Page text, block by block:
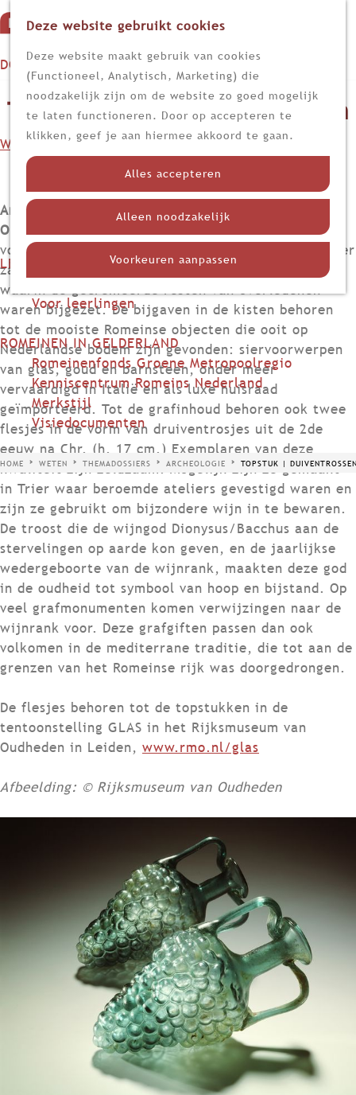
Deze website gebruikt cookies
Deze website maakt gebruik van cookies
(Functioneel, Analytisch, Marketing) die
noodzakelijk zijn om de website zo goed mogelijk
te laten functioneren. Door op accepteren te
klikken, geef je aan hiermee akkoord te gaan.
Alles accepteren
Alleen noodzakelijk
Voorkeuren aanpassen
G
n
d
o
m
e
p
a
g
e
e
n
u
Z
o
e
k
e
n
DOEN
Op stap
Kijk, lees en luister
WETEN
Nederland in de Romeinse tijd
Themadossiers
LEREN
Voor docenten
Voor leerlingen
ROMEINEN IN GELDERLAND
Romeinenfonds Groene Metropoolregio
Kenniscentrum Romeins Nederland
Merkstijl
Visiedocumenten
HOME WETEN THEMADOSSIERS ARCHEOLOGIE TOPSTUK |
Topstuk | Duiventrossen van
glas
Archeologisch topstuk van het Rijksmuseum van
Oudheden |In 1920 werden in Heerlen (de
voormalige Romeinse nederzetting Coriovallum) vier
zandstenen kisten uit de Romeinse tijd gevonden,
waarin de gecremeerde resten van overledenen
waren bijgezet. De bijgaven in de kisten behoren
tot de mooiste Romeinse objecten die ooit op
Nederlandse bodem zijn gevonden: siervoorwerpen
van glas, goud en barnsteen, onder meer
vervaardigd in Italië en als luxe huisraad
geïmporteerd. Tot de grafinhoud behoren ook twee
flesjes in de vorm van druiventrosjes uit de 2de
eeuw na Chr. (h. 17 cm.) Exemplaren van deze
kwaliteit zijn zeldzaam. Mogelijk zijn ze gemaakt
in Trier waar beroemde ateliers gevestigd waren en
zijn ze gebruikt om bijzondere wijn in te bewaren.
De troost die de wijngod Dionysus/Bacchus aan de
stervelingen op aarde kon geven, en de jaarlijkse
weder­geboorte van de wijnrank, maakten deze god
in de oudheid tot symbool van hoop en bijstand. Op
veel grafmonumenten komen verwijzingen naar de
wijnrank voor. Deze grafgiften passen dan ook
volkomen in de mediterrane traditie, die tot aan de
grenzen van het Romeinse rijk was doorgedrongen.
De flesjes behoren tot de topstukken in de
tentoonstelling GLAS in het Rijksmuseum van
Oudheden in Leiden, www.rmo.nl/glas
Afbeelding: ©​ Rijksmuseum van Oudheden